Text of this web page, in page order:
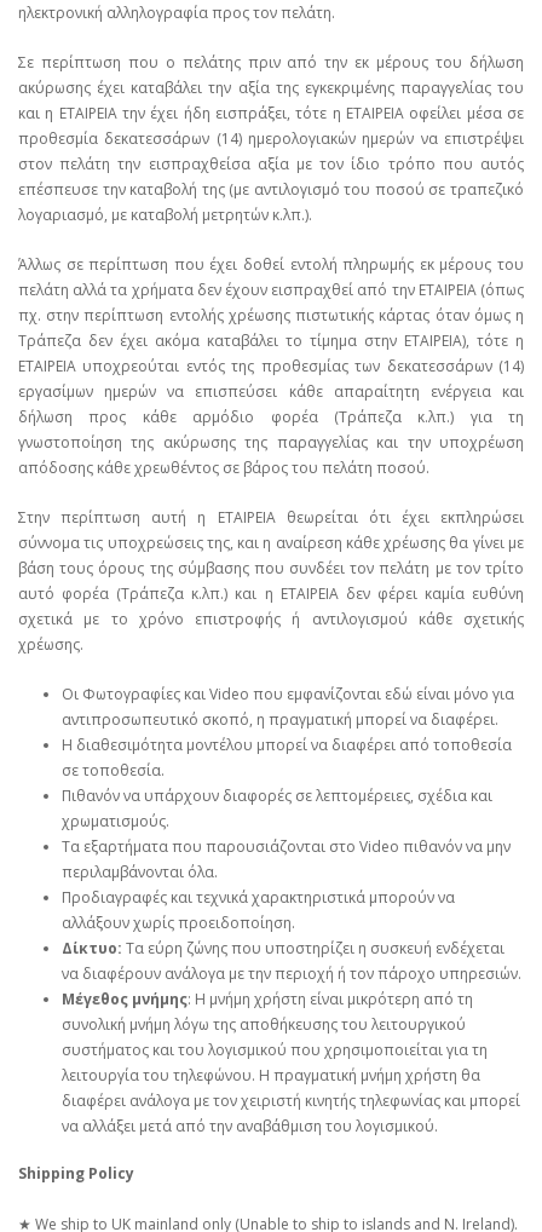
ηλεκτρονική αλληλογραφία προς τον πελάτη.
Σε περίπτωση που ο πελάτης πριν από την εκ μέρους του δήλωση
ακύρωσης έχει καταβάλει την αξία της εγκεκριμένης παραγγελίας του
και η ΕΤΑΙΡΕΙΑ την έχει ήδη εισπράξει, τότε η ΕΤΑΙΡΕΙΑ οφείλει μέσα σε
προθεσμία δεκατεσσάρων (14) ημερολογιακών ημερών να επιστρέψει
στον πελάτη την εισπραχθείσα αξία με τον ίδιο τρόπο που αυτός
επέσπευσε την καταβολή της (με αντιλογισμό του ποσού σε τραπεζικό
λογαριασμό, με καταβολή μετρητών κ.λπ.).
Άλλως σε περίπτωση που έχει δοθεί εντολή πληρωμής εκ μέρους του
πελάτη αλλά τα χρήματα δεν έχουν εισπραχθεί από την ΕΤΑΙΡΕΙΑ (όπως
πχ. στην περίπτωση εντολής χρέωσης πιστωτικής κάρτας όταν όμως η
Τράπεζα δεν έχει ακόμα καταβάλει το τίμημα στην ΕΤΑΙΡΕΙΑ), τότε η
ΕΤΑΙΡΕΙΑ υποχρεούται εντός της προθεσμίας των δεκατεσσάρων (14)
εργασίμων ημερών να επισπεύσει κάθε απαραίτητη ενέργεια και
δήλωση προς κάθε αρμόδιο φορέα (Τράπεζα κ.λπ.) για τη
γνωστοποίηση της ακύρωσης της παραγγελίας και την υποχρέωση
απόδοσης κάθε χρεωθέντος σε βάρος του πελάτη ποσού.
Στην περίπτωση αυτή η ΕΤΑΙΡΕΙΑ θεωρείται ότι έχει εκπληρώσει
σύννομα τις υποχρεώσεις της, και η αναίρεση κάθε χρέωσης θα γίνει με
βάση τους όρους της σύμβασης που συνδέει τον πελάτη με τον τρίτο
αυτό φορέα (Τράπεζα κ.λπ.) και η ΕΤΑΙΡΕΙΑ δεν φέρει καμία ευθύνη
σχετικά με το χρόνο επιστροφής ή αντιλογισμού κάθε σχετικής
χρέωσης.
Οι Φωτογραφίες και Video που εμφανίζονται εδώ είναι μόνο για
αντιπροσωπευτικό σκοπό, η πραγματική μπορεί να διαφέρει.
Η διαθεσιμότητα μοντέλου μπορεί να διαφέρει από τοποθεσία
σε τοποθεσία.
Πιθανόν να υπάρχουν διαφορές σε λεπτομέρειες, σχέδια και
χρωματισμούς.
Τα εξαρτήματα που παρουσιάζονται στο Video πιθανόν να μην
περιλαμβάνονται όλα.
Προδιαγραφές και τεχνικά χαρακτηριστικά μπορούν να
αλλάξουν χωρίς προειδοποίηση.
Δίκτυο: Τα εύρη ζώνης που υποστηρίζει η συσκευή ενδέχεται
να διαφέρουν ανάλογα με την περιοχή ή τον πάροχο υπηρεσιών.
Μέγεθος μνήμης: Η μνήμη χρήστη είναι μικρότερη από τη
συνολική μνήμη λόγω της αποθήκευσης του λειτουργικού
συστήματος και του λογισμικού που χρησιμοποιείται για τη
λειτουργία του τηλεφώνου. Η πραγματική μνήμη χρήστη θα
διαφέρει ανάλογα με τον χειριστή κινητής τηλεφωνίας και μπορεί
να αλλάξει μετά από την αναβάθμιση του λογισμικού.
Shipping Policy
★ We ship to UK mainland only (Unable to ship to islands and N. Ireland).